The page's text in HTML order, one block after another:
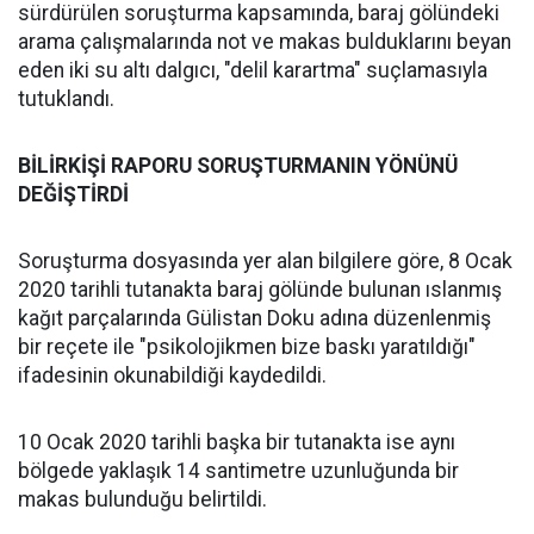
sürdürülen soruşturma kapsamında, baraj gölündeki
arama çalışmalarında not ve makas bulduklarını beyan
eden iki su altı dalgıcı, "delil karartma" suçlamasıyla
tutuklandı.
BİLİRKİŞİ RAPORU SORUŞTURMANIN YÖNÜNÜ
DEĞİŞTİRDİ
Soruşturma dosyasında yer alan bilgilere göre, 8 Ocak
2020 tarihli tutanakta baraj gölünde bulunan ıslanmış
kağıt parçalarında Gülistan Doku adına düzenlenmiş
bir reçete ile "psikolojikmen bize baskı yaratıldığı"
ifadesinin okunabildiği kaydedildi.
10 Ocak 2020 tarihli başka bir tutanakta ise aynı
bölgede yaklaşık 14 santimetre uzunluğunda bir
makas bulunduğu belirtildi.